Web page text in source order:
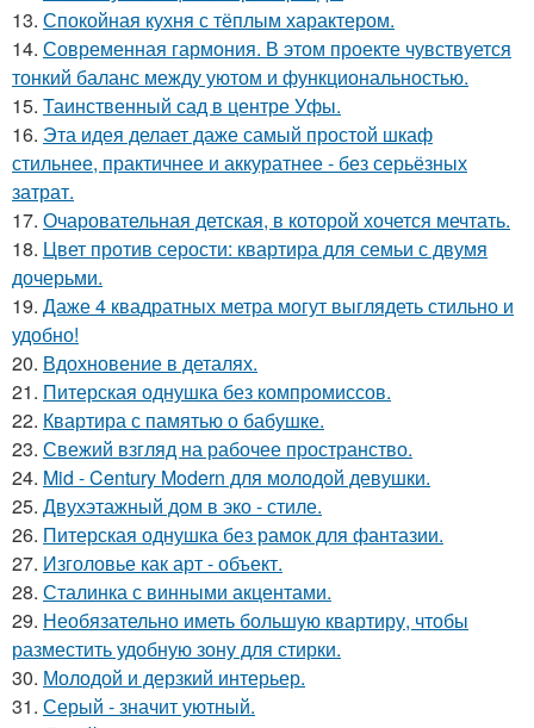
13. Спокойная кухня с тёплым характером.
14. Современная гармония. В этом проекте чувствуется
тонкий баланс между уютом и функциональностью.
15. Таинственный сад в центре Уфы.
16. Эта идея делает даже самый простой шкаф
стильнее, практичнее и аккуратнее - без серьёзных
затрат.
17. Очаровательная детская, в которой хочется мечтать.
18. Цвет против серости: квартира для семьи с двумя
дочерьми.
19. Даже 4 квадратных метра могут выглядеть стильно и
удобно!
20. Вдохновение в деталях.
21. Питерская однушка без компромиссов.
22. Квартира с памятью о бабушке.
23. Свежий взгляд на рабочее пространство.
24. Mid - Century Modern для молодой девушки.
25. Двухэтажный дом в эко - стиле.
26. Питерская однушка без рамок для фантазии.
27. Изголовье как арт - объект.
28. Сталинка с винными акцентами.
29. Необязательно иметь большую квартиру, чтобы
разместить удобную зону для стирки.
30. Молодой и дерзкий интерьер.
31. Серый - значит уютный.